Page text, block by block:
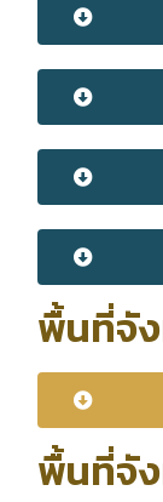
พื้นที่จั
พื้นที่จั